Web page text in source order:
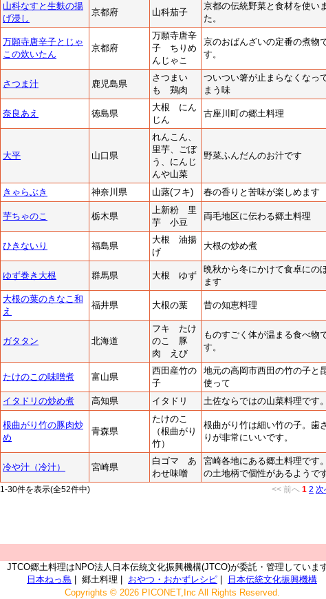
山科なすと生麩の揚
げ浸し
京都府 山科茄子
京都の伝統野菜と食材を使い
た。
万願寺唐辛子とじゃ
この炊いたん
京都府
万願寺唐辛
子 ちりめ
んじゃこ
京のおばんざいの定番の煮物
す。
さつま汁 鹿児島県
さつまい
も 鶏肉
ついつい箸が止まらなくなっ
まう味
奈良あえ 徳島県
大根 にん
じん
古座川町の郷土料理
大平 山口県
れんこん、
里芋、ごぼ
う、にんじ
んや山菜
野菜ふんだんのお汁です
きゃらぶき 神奈川県 山蕗(フキ) 春の香りと苦味が楽しめます
芋ちゃのこ 栃木県
上新粉 里
芋 小豆
両毛地区に伝わる郷土料理
ひきないり 福島県
大根 油揚
げ
大根の炒め煮
ゆず巻き大根 群馬県 大根 ゆず
晩秋から冬にかけて食卓にの
ます
大根の葉のきなこ和
え
福井県 大根の葉 昔の知恵料理
ガタタン 北海道
フキ たけ
のこ 豚
肉 えび
ものすごく体が温まる食べ物
す。
たけのこの味噌煮 富山県
西田産竹の
子
地元の高岡市西田の竹の子と
使って
イタドリの炒め煮
高知県 イタドリ 土佐ならではの山菜料理です。
根曲がり竹の豚肉炒
め
青森県
たけのこ
（根曲がり
竹）
根曲がり竹は細い竹の子。歯
りが非常にいいです。
冷や汁（冷汁） 宮崎県
白ゴマ あ
わせ味噌
宮崎各地にある郷土料理です
の土地柄で個性があるようです
1-30件を表示(全52件中) << 前へ 1 2 次
JTCO郷土料理はNPO法人日本伝統文化振興機構(JTCO)が委託・管理しています
日本ねっ島 | 郷土料理 | おやつ・おかずレシピ
日本伝統文化振興機構
Copyrights © 2026 PICONET,Inc All Rights Reserved.